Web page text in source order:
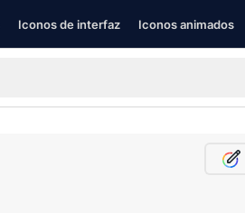
Iconos de interfaz Iconos animados